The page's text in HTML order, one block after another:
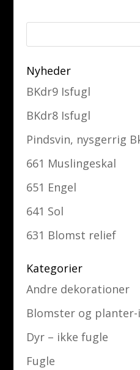
Nyheder
BKdr9 Isfugl
BKdr8 Isfugl
Pindsvin, nysgerrig
661 Muslingeskal
651 Engel
641 Sol
631 Blomst relief
Kategorier
Andre dekorationer
Blomster og
Dyr – ikke fugle
Fugle